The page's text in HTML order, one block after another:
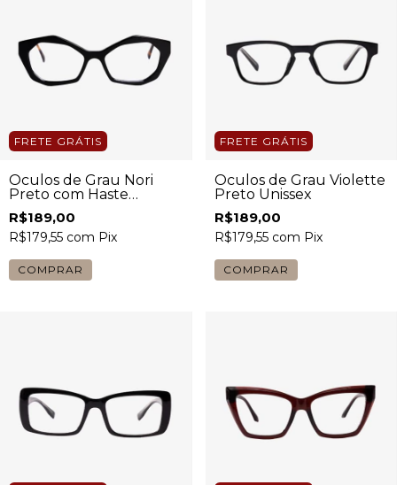
FRETE GRÁTIS
Óculos de Grau Nori
Preto com Haste
Tartaruga Feminino
R$189,00
R$179,55 com Pix
COMPRAR
FRETE GRÁTIS
Óculos de Grau Violette
Preto Unissex
R$189,00
R$179,55 com Pix
COMPRAR